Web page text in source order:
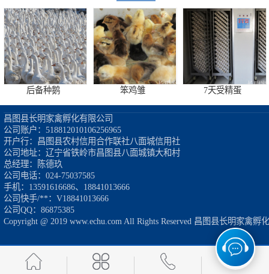
后备种鹅 笨鸡雏 7天受精蛋
鹅雏
杂交白鹅鹅雏 东北大种鹅雏
昌图县长明家禽孵化有限公司
公司账户：518812010106256965
开户行：昌图县农村信用合作联社八面城信用社
公司地址：辽宁省铁岭市昌图县八面城镇大和村
总经理：陈德玖
公司电话：024-75037585
手机：13591616686、18841013666
公司快手/**：V18841013666
公司QQ：86875385
Copyright @ 2019 www.echu.com All Rights Reserved 昌图县长明家禽孵